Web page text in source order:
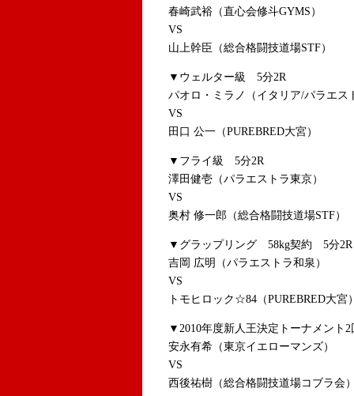
春崎武裕（直心会修斗GYMS）
VS
山上幹臣（総合格闘技道場STF）
▼ウェルター級 5分2R
パオロ・ミラノ（イタリア/パラエス
VS
田口 公一（PUREBRED大宮）
▼フライ級 5分2R
澤田健壱（パラエストラ東京）
VS
奥村 修一郎（総合格闘技道場STF）
▼グラップリング 58kg契約 5分2R
吉岡 広明（パラエストラ和泉）
VS
トモヒロック☆84（PUREBRED大宮
▼2010年度新人王決定トーナメン
安永有希（東京イエローマンズ）
VS
西後祐樹（総合格闘技道場コブラ会